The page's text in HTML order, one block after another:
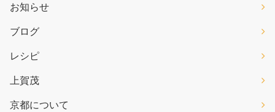
お知らせ
ブログ
レシピ
上賀茂
京都について